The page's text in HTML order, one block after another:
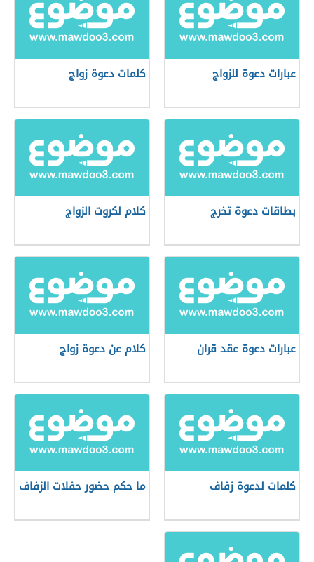
عبارات دعوة للزواج كلمات دعوة زواج
بطاقات دعوة تخرج كلام لكروت الزواج
عبارات دعوة عقد قران كلام عن دعوة زواج
كلمات لدعوة زفاف ما حكم حضور حفلات الزفاف